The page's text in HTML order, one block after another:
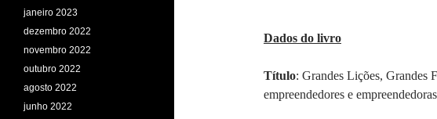
Dados do livro
Título: Grandes Lições, Grandes
empreendedores e
janeiro 2023
dezembro 2022
novembro 2022
outubro 2022
agosto 2022
junho 2022